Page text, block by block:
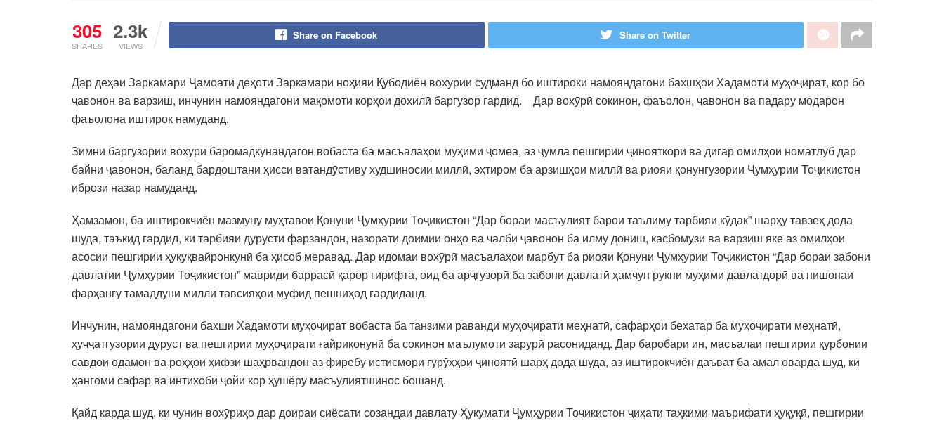
305
SHARES
2.3k
VIEWS
Share on Facebook Share on Twitter
Дар деҳаи Заркамари Ҷамоати деҳоти Заркамари ноҳияи Қубодиён вохӯрии судманд бо иштироки намояндагони бахшҳои Хадамоти муҳоҷират, кор бо
ҷавонон ва варзиш, инчунин намояндагони мақомоти корҳои дохилӣ баргузор гардид. Дар вохӯрӣ сокинон, фаъолон, ҷавонон ва падару модарон
фаъолона иштирок намуданд.
Зимни баргузории вохӯрӣ баромадкунандагон вобаста ба масъалаҳои муҳими ҷомеа, аз ҷумла пешгирии ҷинояткорӣ ва дигар омилҳои номатлуб дар
байни ҷавонон, баланд бардоштани ҳисси ватандӯстиву худшиносии миллӣ, эҳтиром ба арзишҳои миллӣ ва риояи қонунгузории Ҷумҳурии Тоҷикистон
ибрози назар намуданд.
Ҳамзамон, ба иштирокчиён мазмуну муҳтавои Қонуни Ҷумҳурии Тоҷикистон “Дар бораи масъулият барои таълиму тарбияи кӯдак” шарҳу тавзеҳ дода
шуда, таъкид гардид, ки тарбияи дурусти фарзандон, назорати доимии онҳо ва ҷалби ҷавонон ба илму дониш, касбомӯзӣ ва варзиш яке аз омилҳои
асосии пешгирии ҳуқуқвайронкунӣ ба ҳисоб меравад. Дар идомаи вохӯрӣ масъалаҳои марбут ба риояи Қонуни Ҷумҳурии Тоҷикистон “Дар бораи забони
давлатии Ҷумҳурии Тоҷикистон” мавриди баррасӣ қарор гирифта, оид ба арҷгузорӣ ба забони давлатӣ ҳамчун рукни муҳими давлатдорӣ ва нишонаи
фарҳангу тамаддуни миллӣ тавсияҳои муфид пешниҳод гардиданд.
Инчунин, намояндагони бахши Хадамоти муҳоҷират вобаста ба танзими раванди муҳоҷирати меҳнатӣ, сафарҳои бехатар ба муҳоҷирати меҳнатӣ,
ҳуҷҷатгузории дуруст ва пешгирии муҳоҷирати ғайриқонунӣ ба сокинон маълумоти зарурӣ расониданд. Дар баробари ин, масъалаи пешгирии қурбонии
савдои одамон ва роҳҳои ҳифзи шаҳрвандон аз фиребу истисмори гурӯҳҳои ҷиноятӣ шарҳ дода шуда, аз иштирокчиён даъват ба амал оварда шуд, ки
ҳангоми сафар ва интихоби ҷойи кор ҳушёру масъулиятшинос бошанд.
Қайд карда шуд, ки чунин вохӯриҳо дар доираи сиёсати созандаи давлату Ҳукумати Ҷумҳурии Тоҷикистон ҷиҳати таҳкими маърифати ҳуқуқӣ, пешгирии